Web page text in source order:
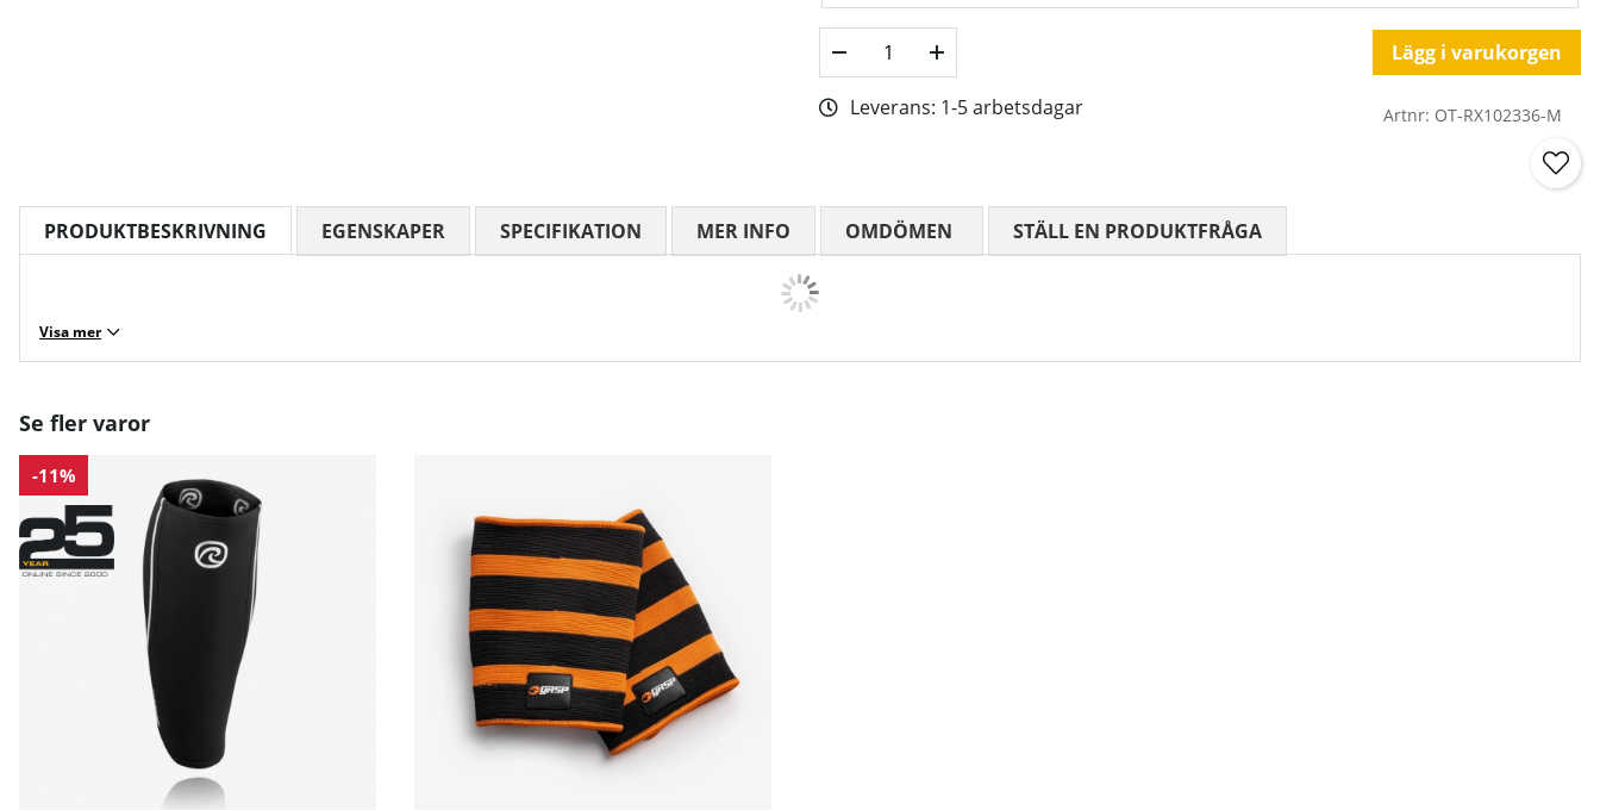
Lägg i varukorgen
Leverans: 1-5 arbetsdagar Artnr: OT-RX102336-M
PRODUKTBESKRIVNING
Visa mer
EGENSKAPER SPECIFIKATION MER INFO OMDÖMEN MEDELBETYG 0 AV 5 ANTAL BETYG 0
STÄLL EN PRODUKTFRÅGA
Se fler varor
-11%